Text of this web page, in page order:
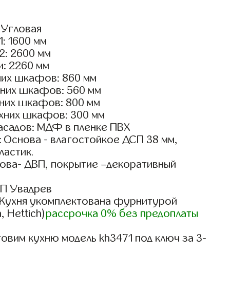
1600 мм
2600 мм
2260 мм
шкафов: 860 мм
шкафов: 560 мм
шкафов: 800 мм
шкафов: 300 мм
МДФ в пленке ПВХ
Основа - влагостойкое ДСП 38 мм,
ДВП, покрытие –декоративный
Увадрев
укомплектована фурнитурой
Hettich)рассрочка 0% без предоплаты
кухню модель kh3471 под ключ за 3-